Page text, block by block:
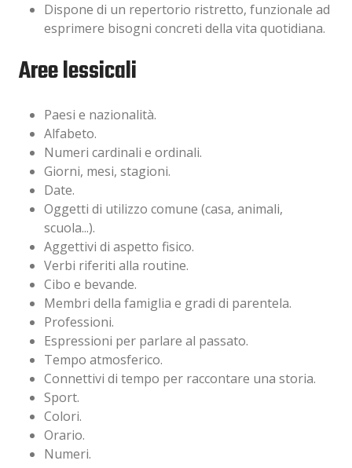
Dispone di un repertorio ristretto, funzionale ad
esprimere bisogni concreti della vita quotidiana.
Aree lessicali
Paesi e nazionalità.
Alfabeto.
Numeri cardinali e ordinali.
Giorni, mesi, stagioni.
Date.
Oggetti di utilizzo comune (casa, animali,
scuola...).
Aggettivi di aspetto fisico.
Verbi riferiti alla routine.
Cibo e bevande.
Membri della famiglia e gradi di parentela.
Professioni.
Espressioni per parlare al passato.
Tempo atmosferico.
Connettivi di tempo per raccontare una storia.
Sport.
Colori.
Orario.
Numeri.